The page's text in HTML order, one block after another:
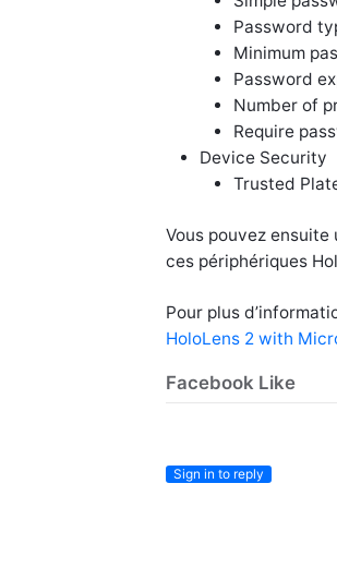
Password
Minimum
Password
Number of
Require
Device Security
Trusted
Vous pouvez
ces périphériques
Pour plus
HoloLens 2 with
Facebook Like
Sign in to reply